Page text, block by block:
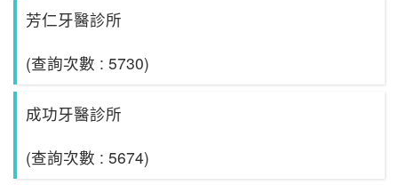
芳仁牙醫診所
(查詢次數 : 5730)
成功牙醫診所
(查詢次數 : 5674)